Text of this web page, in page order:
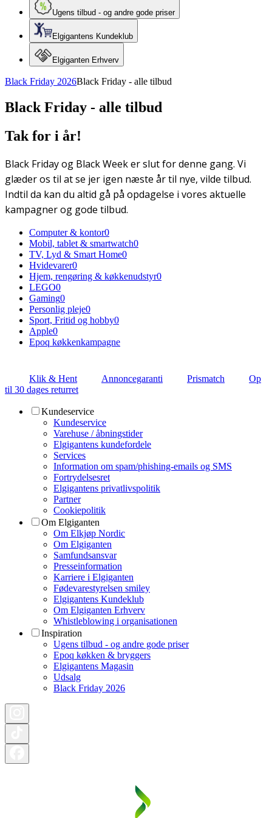
Ugens tilbud - og andre gode priser
Elgigantens Kundeklub
Elgiganten Erhverv
Black Friday 2026Black Friday - alle tilbud
Black Friday - alle tilbud
Tak for i år!
Black Friday og Black Week er slut for denne gang. Vi
glæder os til at se jer igen næste år til nye, vilde tilbud.
Indtil da kan du altid gå på opdagelse i vores aktuelle
kampagner og gode tilbud.
Computer & kontor0
Mobil, tablet & smartwatch0
TV, Lyd & Smart Home0
Hvidevarer0
Hjem, rengøring & køkkenudstyr0
LEGO0
Gaming0
Personlig pleje0
Sport, Fritid og hobby0
Apple0
Epoq køkkenkampagne
Klik & Hent Annoncegaranti Prismatch
Op
til 30 dages returret
Kundeservice
Kundeservice
Varehuse / åbningstider
Elgigantens kundefordele
Services
Information om spam/phishing-emails og SMS
Fortrydelsesret
Elgigantens privatlivspolitik
Partner
Cookiepolitik
Om Elgiganten
Om Elkjøp Nordic
Om Elgiganten
Samfundsansvar
Presseinformation
Karriere i Elgiganten
Fødevarestyrelsen smiley
Elgigantens Kundeklub
Om Elgiganten Erhverv
Whistleblowing i organisationen
Inspiration
Ugens tilbud - og andre gode priser
Epoq køkken & bryggers
Elgigantens Magasin
Udsalg
Black Friday 2026